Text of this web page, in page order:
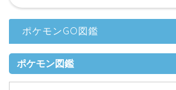
ポケモンGO図鑑
ポケモン図鑑